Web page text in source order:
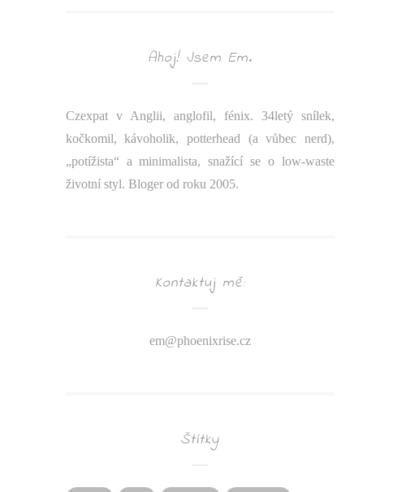
Ahoj! Jsem Em.
Czexpat v Anglii, anglofil, fénix. 34letý snílek,
kočkomil, kávoholik, potterhead (a vůbec nerd),
„potížista“ a minimalista, snažící se o low-waste
životní styl. Bloger od roku 2005.
Kontaktuj mě:
em@phoenixrise.cz
Štítky